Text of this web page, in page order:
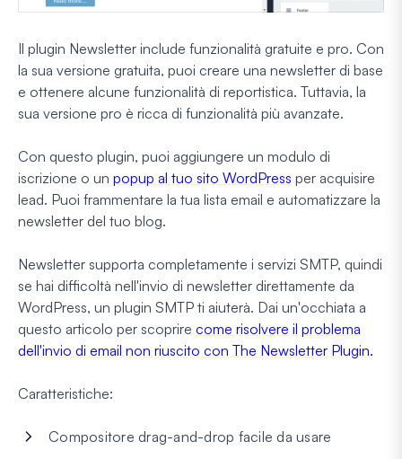
Il plugin Newsletter include funzionalità gratuite e pro. Con
la sua versione gratuita, puoi creare una newsletter di base
e ottenere alcune funzionalità di reportistica. Tuttavia, la
sua versione pro è ricca di funzionalità più avanzate.
Con questo plugin, puoi aggiungere un modulo di
iscrizione o un popup al tuo sito WordPress per acquisire
lead. Puoi frammentare la tua lista email e automatizzare la
newsletter del tuo blog.
Newsletter supporta completamente i servizi SMTP, quindi
se hai difficoltà nell'invio di newsletter direttamente da
WordPress, un plugin SMTP ti aiuterà. Dai un'occhiata a
questo articolo per scoprire come risolvere il problema
dell'invio di email non riuscito con The Newsletter Plugin.
Caratteristiche:
Compositore drag-and-drop facile da usare